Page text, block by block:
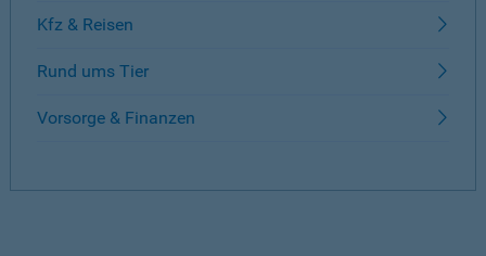
Kfz & Reisen
Rund ums Tier
Vorsorge & Finanzen